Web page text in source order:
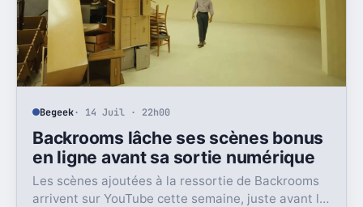
Begeek· 14 Juil · 22h00
Backrooms lâche ses scènes bonus
en ligne avant sa sortie numérique
Les scènes ajoutées à la ressortie de Backrooms
arrivent sur YouTube cette semaine, juste avant la